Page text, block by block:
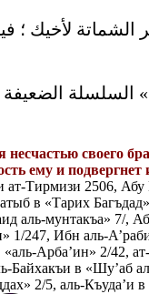
الشماتة لأخيك ؛
» السلسلة
несчастью своего
ему и
ат-Тирмизи 2506, Абу
в «Тарих
аль-мунтакъа» 7/,
1/247, Ибн аль-
Арба’ин» 2/42,
Байхакъи в «Шу’аб
2/5, аль-Къуда’и